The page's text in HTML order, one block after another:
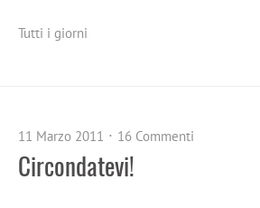
Tutti i giorni
11 Marzo 2011 16 Commenti
Circondatevi!